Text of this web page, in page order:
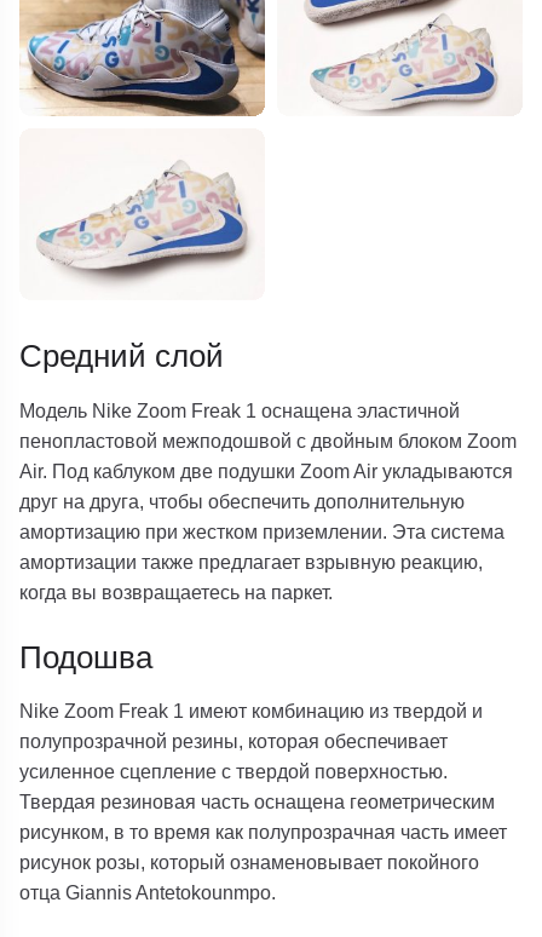
Средний слой
Модель Nike Zoom Freak 1 оснащена эластичной
пенопластовой межподошвой с двойным блоком Zoom
Air. Под каблуком две подушки Zoom Air укладываются
друг на друга, чтобы обеспечить дополнительную
амортизацию при жестком приземлении. Эта система
амортизации также предлагает взрывную реакцию,
когда вы возвращаетесь на паркет.
Подошва
Nike Zoom Freak 1 имеют комбинацию из твердой и
полупрозрачной резины, которая обеспечивает
усиленное сцепление с твердой поверхностью.
Твердая резиновая часть оснащена геометрическим
рисунком, в то время как полупрозрачная часть имеет
рисунок розы, который ознаменовывает покойного
отца Giannis Antetokounmpo.